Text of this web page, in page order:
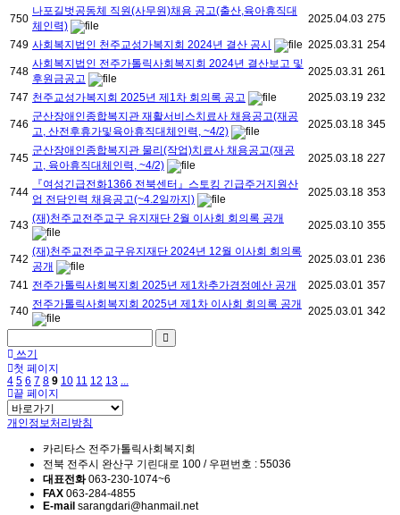
750
나포길벗공동체 직원(사무원)채용 공고(출산,육아휴직대
체인력)
2025.04.03 275
749 사회복지법인 천주교성가복지회 2024년 결산 공시 2025.03.31 254
748
사회복지법인 전주가톨릭사회복지회 2024년 결산보고 및
후원금공고
2025.03.31 261
747 천주교성가복지회 2025년 제1차 회의록 공고 2025.03.19 232
746
군산장애인종합복지관 재활서비스치료사 채용공고(재공
고, 산전후휴가및육아휴직대체인력, ~4/2)
2025.03.18 345
745
군산장애인종합복지관 물리(작업)치료사 채용공고(재공
고, 육아휴직대체인력, ~4/2)
2025.03.18 227
744
『여성긴급전화1366 전북센터』스토킹 긴급주거지원산
업 전담인력 채용공고(~4.2일까지)
2025.03.18 353
743
(재)천주교전주교구 유지재단 2월 이사회 회의록 공개
2025.03.10 355
742
(재)천주교전주교구유지재단 2024년 12월 이사회 회의록
공개
2025.03.01 236
741 전주가톨릭사회복지회 2025년 제1차추가경정예산 공개 2025.03.01 357
740
전주가톨릭사회복지회 2025년 제1차 이사회 회의록 공개
2025.03.01 342
쓰기
첫 페이지
4 5 6 7 8 9 10 11 12 13 ...
끝 페이지
개인정보처리방침
카리타스 전주가톨릭사회복지회
전북 전주시 완산구 기린대로 100 / 우편번호 : 55036
대표전화063-230-1074~6
FAX 063-284-4855
E-mail sarangdari@hanmail.net